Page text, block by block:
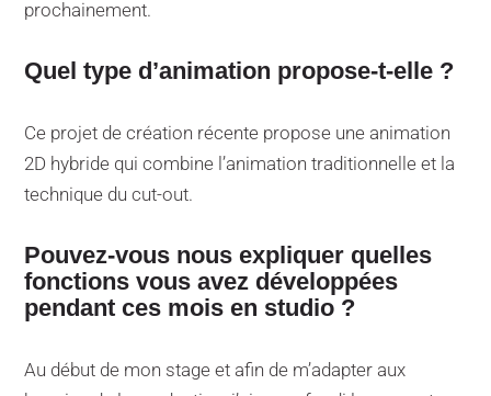
prochainement.
Quel type d’animation propose-t-elle ?
Ce projet de création récente propose une animation
2D hybride qui combine l’animation traditionnelle et la
technique du cut-out.
Pouvez-vous nous expliquer quelles
fonctions vous avez développées
pendant ces mois en studio ?
Au début de mon stage et afin de m’adapter aux